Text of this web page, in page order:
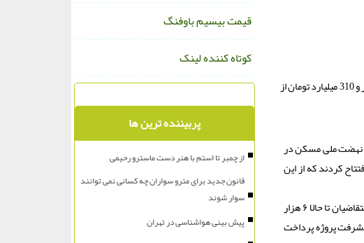
مدیرعامل بانک تخصصی بخش مسکن اظهار داشت: در طرح نهضت ملی مسکن 6 هزار و 743 میلیارد تومان از محل آورده متقاضیان و یکهزار و 310 میلیارد تومان از
نهضت ملی مسکن در
مسکن حساب افتتاح کردند که از این
شایان با اشاره به اینکه جمع آورده متقاضیان طرح نهضت ملی مسکن تا حالا ۱۲ هزار و ۳۷۰ میلیارد تومان است اظهار داشت: از جمع آورده متقاضیان تا حالا ۶ هزار
بنا بر پیشرفت پروژه پرداخت
قیمت بیسیم باوفنگ
کوتاه کننده لینک
پربیننده ترین ها
از چمبر تا استم با هنر دست ماسترو رحیمی
قانون جدید برای مترو سواران چه کسانی نمی توانند
سوار شوند
پیش بینی هواشناسی در تهران